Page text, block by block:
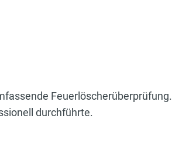
Feuerlöscherüberprüfung.
durchführte.